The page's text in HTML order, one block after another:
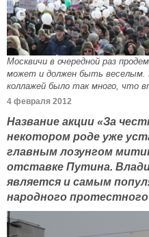
Москвичи в очередной раз
может и должен быть
коллажей было так много, что
4 февраля 2012
Название акции «За
некотором роде уже
главным лозунгом
отставке Путина.
является и самым
народного